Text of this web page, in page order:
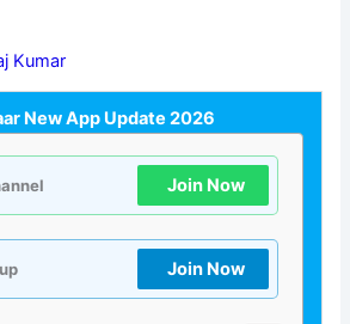
Kumar
New App Update 2026
Join Now
Join Now